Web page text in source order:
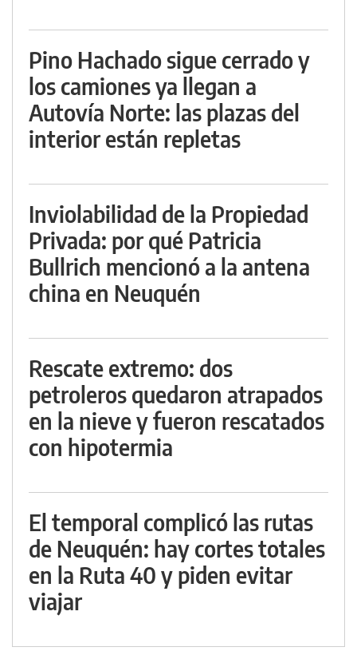
Pino Hachado sigue cerrado y
los camiones ya llegan a
Autovía Norte: las plazas del
interior están repletas
Inviolabilidad de la Propiedad
Privada: por qué Patricia
Bullrich mencionó a la antena
china en Neuquén
Rescate extremo: dos
petroleros quedaron atrapados
en la nieve y fueron rescatados
con hipotermia
El temporal complicó las rutas
de Neuquén: hay cortes totales
en la Ruta 40 y piden evitar
viajar